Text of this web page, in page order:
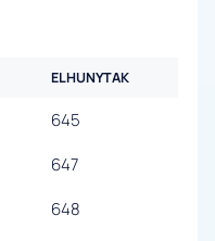
ELHUNYTAK
645
647
648